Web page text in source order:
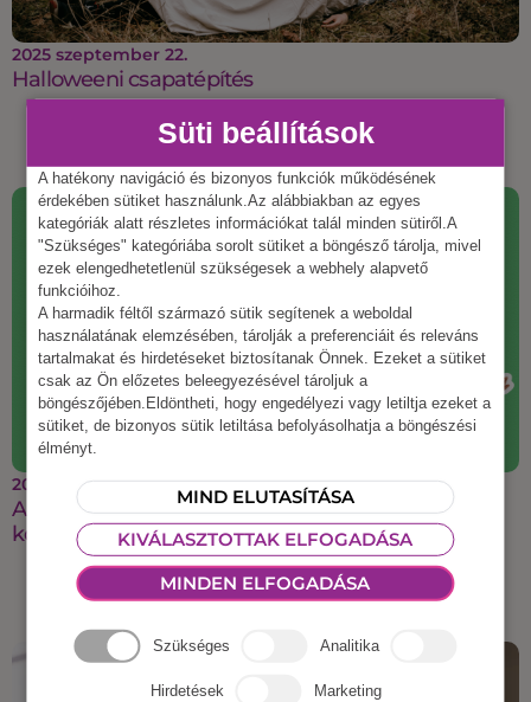
2025 szeptember 22.
Halloweeni csapatépítés
2025 augusztus 21.
A legmenőbb őszi csapatépítő ötletek, amiket a
kollégáid imádni fognak
Süti beállítások
A hatékony navigáció és bizonyos funkciók működésének
érdekében sütiket használunk.Az alábbiakban az egyes
kategóriák alatt részletes információkat talál minden sütiről.A
"Szükséges" kategóriába sorolt sütiket a böngésző tárolja, mivel
ezek elengedhetetlenül szükségesek a webhely alapvető
funkcióihoz.
A harmadik féltől származó sütik segítenek a weboldal
használatának elemzésében, tárolják a preferenciáit és releváns
tartalmakat és hirdetéseket biztosítanak Önnek. Ezeket a sütiket
csak az Ön előzetes beleegyezésével tároljuk a
böngészőjében.Eldöntheti, hogy engedélyezi vagy letiltja ezeket a
sütiket, de bizonyos sütik letiltása befolyásolhatja a böngészési
élményt.
MIND ELUTASÍTÁSA
KIVÁLASZTOTTAK ELFOGADÁSA
MINDEN ELFOGADÁSA
Szükséges Analitika
Hirdetések Marketing